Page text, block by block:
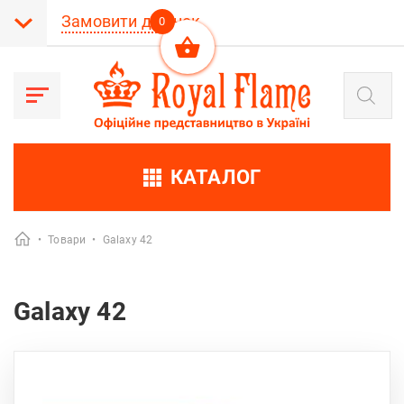
Замовити дзвінок
Products
search
КАТАЛОГ
• Товари • Galaxy 42
Galaxy 42
0